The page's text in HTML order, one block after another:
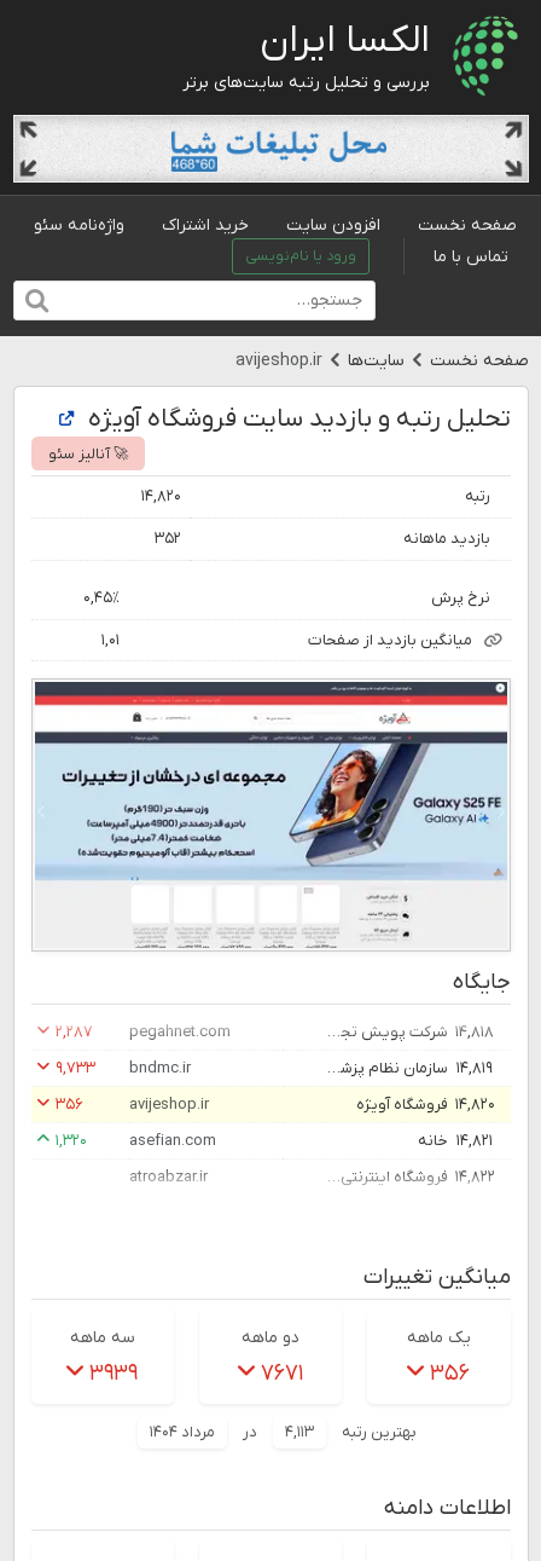
الکسا ایران
بررسی و تحلیل رتبه سایت‌های برتر
صفحه نخست افزودن سایت خرید اشتراک
واژه‌نامه سئو
تماس با ما
ورود یا نام‌نویسی
صفحه نخست سایت‌ها avijeshop.ir
تحلیل رتبه و بازدید سایت فروشگاه آویژه
🚀 آنالیز سئو
رتبه ۱۴,۸۲۰
بازدید ماهانه ۳۵۲
نرخ پرش ۰,۴۵٪
میانگین بازدید از صفحات ۱,۰۱
جایگاه
۱۴,۸۱۸ شرکت پویش تجارت پگاه - ارائه پنل‌های لمسی سازی و تعاملی pegahnet.com
۲,۲۸۷
۱۴,۸۱۹
سازمان نظام پزشکی بندرعباس bndmc.ir
۹,۷۳۳
۱۴,۸۲۰ فروشگاه آویژه avijeshop.ir
۳۵۶
۱۴,۸۲۱ خانه asefian.com
۱,۳۲۰
۱۴,۸۲۲
فروشگاه اینترنتی ابزارآلات | آترو ابزار atroabzar.ir
میانگین تغییرات
یک ماهه
۳۵۶
دو ماهه
۷۶۷۱
سه ماهه
۳۹۳۹
بهترین رتبه ۴,۱۱۳ در مرداد ۱۴۰۴
اطلاعات دامنه